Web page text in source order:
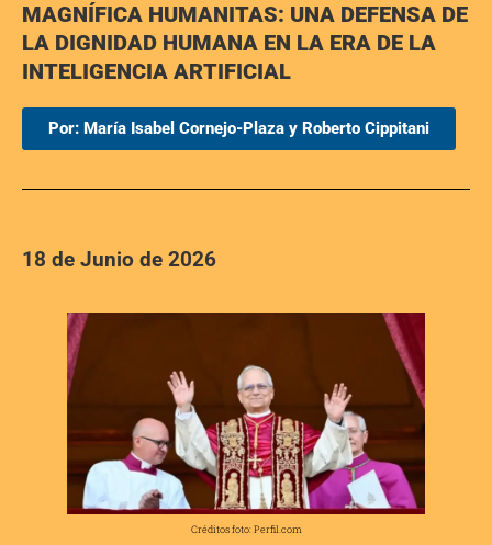
MAGNÍFICA HUMANITAS: UNA DEFENSA DE
LA DIGNIDAD HUMANA EN LA ERA DE LA
INTELIGENCIA ARTIFICIAL
Por: María Isabel Cornejo-Plaza y Roberto Cippitani
18 de Junio de 2026
Créditos foto: Perfil.com